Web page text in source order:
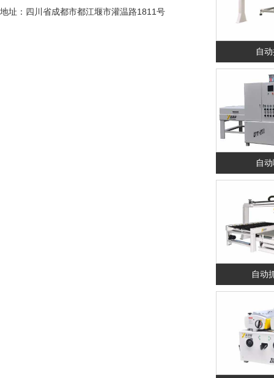
地址：四川省成都市都江堰市灌温路1811号
自
自
自动